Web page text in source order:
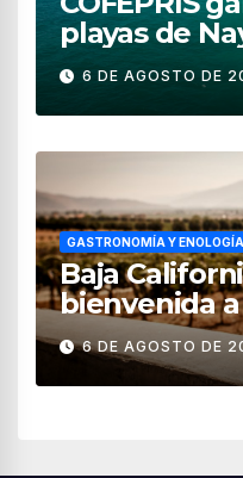
playas de
para uso
6 DE AGOSTO DE
GASTRONOMÍA Y ENOLOGÍA
Baja
bienvenida
vendimia
6 DE AGOSTO DE